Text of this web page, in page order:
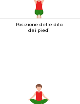
Posizione delle dita
dei piedi